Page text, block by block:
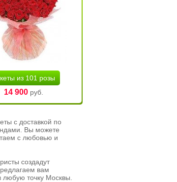
из 101 розы
14 900руб.
с доставкой по
Вы можете
с любовью и
создадут
вам
точку Москвы.